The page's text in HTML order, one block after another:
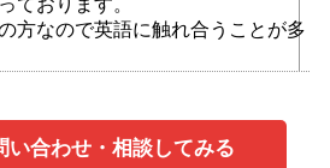
方なので英語に触れ合うことが多
い合わせ・相談してみる